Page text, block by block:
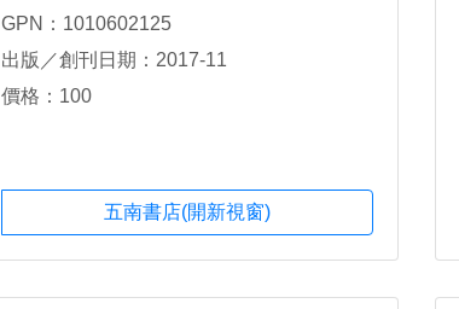
GPN：1010602125
出版／創刊日期：2017-11
價格：100
五南書店(開新視窗)